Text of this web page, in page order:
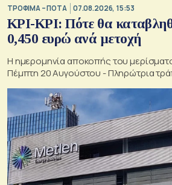
ΤΡΟΦΙΜΑ – ΠΟΤΑ 07.08.2026, 15:53
ΚΡΙ-ΚΡΙ: Πότε θα
0,450 ευρώ ανά μετοχή
Η ημερομηνία αποκοπής του
Πέμπτη 20 Αυγούστου - Πληρώτρια